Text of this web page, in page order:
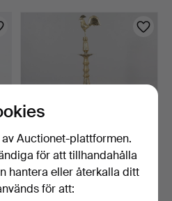
OLJELAMPA " Kukula
Pahana".
6 dagar
Auctionet-plattformen.
för att tillhandahålla
hantera eller återkalla ditt
för att: